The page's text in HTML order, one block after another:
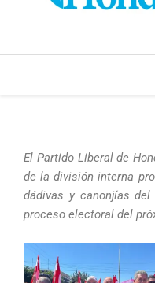
El Partido Liberal de
de la división interna
dádivas y canonjías
proceso electoral del